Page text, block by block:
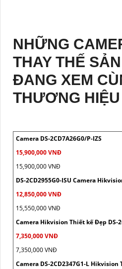
NHỮNG
THAY THẾ
ĐANG XEM
THƯƠNG HIỆU
Camera DS-2CD7A26G0/P-IZS
15,900,000 VNĐ
15,900,000 VNĐ
DS-2CD2955G0-ISU Camera
12,850,000 VNĐ
15,550,000 VNĐ
Camera Hikvision Thiết kế Đẹp DS-
7,350,000 VNĐ
7,350,000 VNĐ
Camera DS-2CD2347G1-L Hikvision